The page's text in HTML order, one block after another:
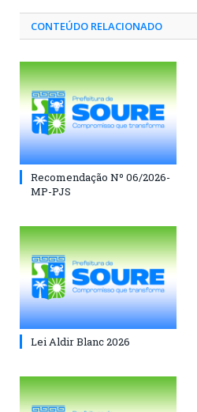
CONTEÚDO RELACIONADO
Recomendação Nº 06/2026-
MP-PJS
Lei Aldir Blanc 2026